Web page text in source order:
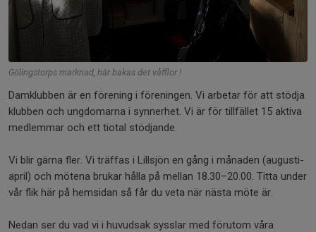
Gölingstorps marknad, här bakas det våfflor !
Damklubben är en förening i föreningen. Vi arbetar för att stödja
klubben och ungdomarna i synnerhet. Vi är för tillfället 15 aktiva
medlemmar och ett tiotal stödjande.
Vi blir gärna fler. Vi träffas i Lillsjön en gång i månaden (augusti-
april) och mötena brukar hålla på mellan 18.30–20.00. Titta under
vår flik här på hemsidan så får du veta när nästa möte är.
Nedan ser du vad vi i huvudsak sysslar med förutom våra